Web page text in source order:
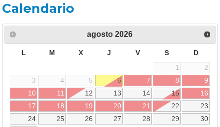
Calendario
agosto 2026
L M X J V S
D
1
2
3
4 5 6 7 8
9
10
11 12 13 14 15
16
17
18 19 20 21 22
23
24
25 26 27 28 29
30